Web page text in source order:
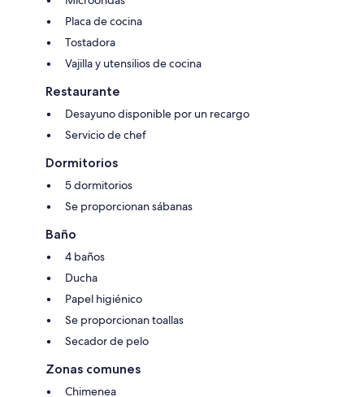
amigos y también otros parientes.
¡Esperamos darle la bienvenida a Brogan Villa!
Placa de cocina
Tostadora
Vajilla y utensilios de cocina
Restaurante
Desayuno disponible por un recargo
Servicio de chef
Dormitorios
5 dormitorios
Se proporcionan sábanas
Baño
4 baños
Ducha
Papel higiénico
Se proporcionan toallas
Secador de pelo
Zonas comunes
Chimenea